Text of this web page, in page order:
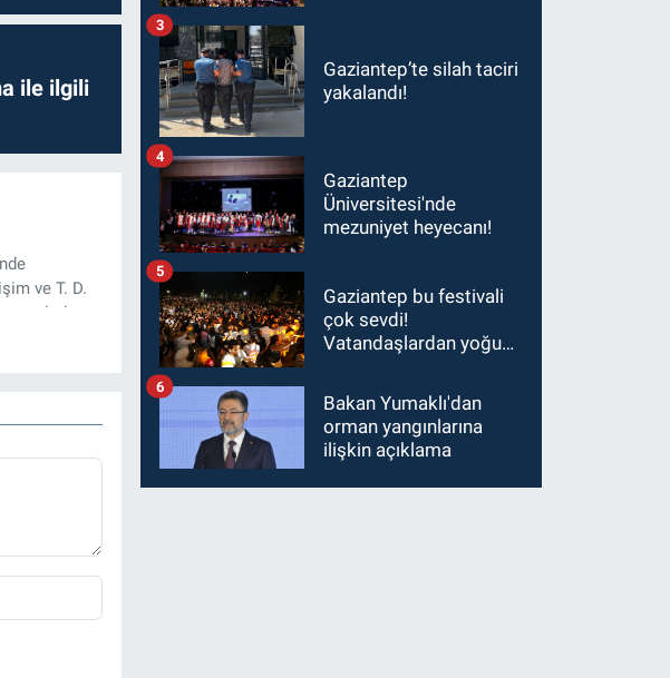
ile ilgili
ve T. D.
Güncel,
Gaziantep’te silah taciri
yakalandı!
3
Gaziantep
Üniversitesi'nde
mezuniyet heyecanı!
4
Gaziantep bu festivali
çok sevdi!
Vatandaşlardan yoğun
5
Bakan Yumaklı'dan
orman yangınlarına
ilişkin açıklama
6